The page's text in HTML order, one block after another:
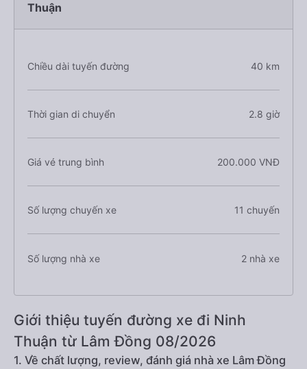
Thuận
Chiều dài tuyến đường 40 km
Thời gian di chuyển 2.8 giờ
Giá vé trung bình 200.000 VNĐ
Số lượng chuyến xe 11 chuyến
Số lượng nhà xe 2 nhà xe
Giới thiệu tuyến đường xe đi Ninh
Thuận từ Lâm Đồng 08/2026
1. Về chất lượng, review, đánh giá nhà xe Lâm Đồng